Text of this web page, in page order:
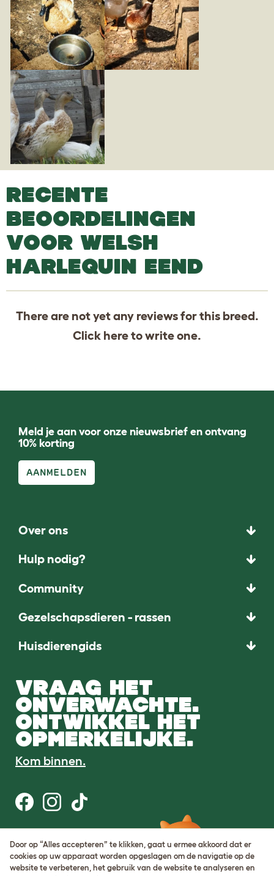
RECENTE
BEOORDELINGEN
VOOR WELSH
HARLEQUIN EEND
There are not yet any reviews for this breed.
Click hereto write one.
Meld je aan voor onze nieuwsbrief en ontvang
10% korting
AANMELDEN
Over ons
Hulp nodig?
Community
Gezelschapsdieren - rassen
Huisdierengids
VRAAG HET
ONVERWACHTE.
ONTWIKKEL HET
OPMERKELIJKE.
Kom binnen.
Gebruiksvoorwaarden
Cookie & privacybeleid
Cookie Settings
Door op “Alles accepteren” te klikken, gaat u ermee akkoord dat er
cookies op uw apparaat worden opgeslagen om de navigatie op de
website te verbeteren, het gebruik van de website te analyseren en